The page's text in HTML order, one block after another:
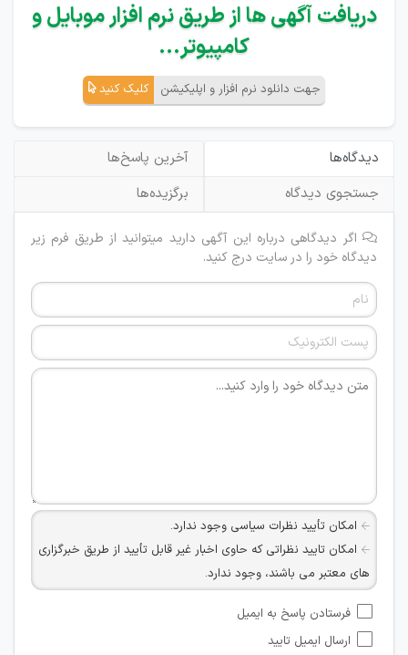
دریافت آگهی ها از طریق نرم افزار موبایل و
کامپیوتر...
جهت دانلود نرم افزار و اپلیکیشن کلیک کنید
دیدگاه‌ها
آخرین پاسخ‌ها
جستجوی دیدگاه
برگزیده‌ها
اگر دیدگاهی درباره این آگهی دارید میتوانید از طریق فرم زیر
دیدگاه خود را در سایت درج کنید.
امکان تأیید نظرات سیاسی وجود ندارد.
امکان تایید نظراتی که حاوی اخبار غیر قابل تأیید از طریق خبرگزاری
های معتبر می باشند، وجود ندارد.
شبکه های مجازی ارتباطی می باشند وجود ندارد.
امکان تأیید نظرات کاربرانی که به هر طریقی قصد مأیوس کردن
فرستادن پاسخ به ایمیل
ارسال ایمیل تایید